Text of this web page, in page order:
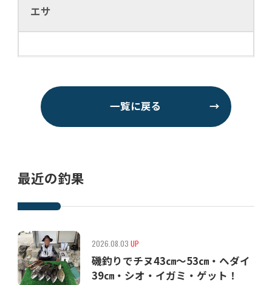
エサ
一覧に戻る →
最近の釣果
2026.08.03 UP
磯釣りでチヌ43㎝〜53㎝・ヘダイ
39㎝・シオ・イガミ・ゲット！